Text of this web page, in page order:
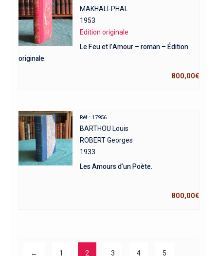
MAKHALI-PHAL
1953
Edition originale
Le Feu et l’Amour – roman – Édition
originale.
800,00€
Réf : 17956
BARTHOU Louis
ROBERT Georges
1933
Les Amours d’un Poète.
800,00€
← 1 2 3 4 5